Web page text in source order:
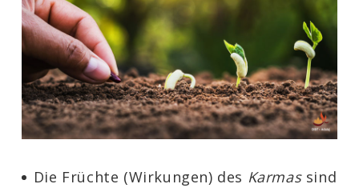
Die Früchte (Wirkungen) des Karmassind